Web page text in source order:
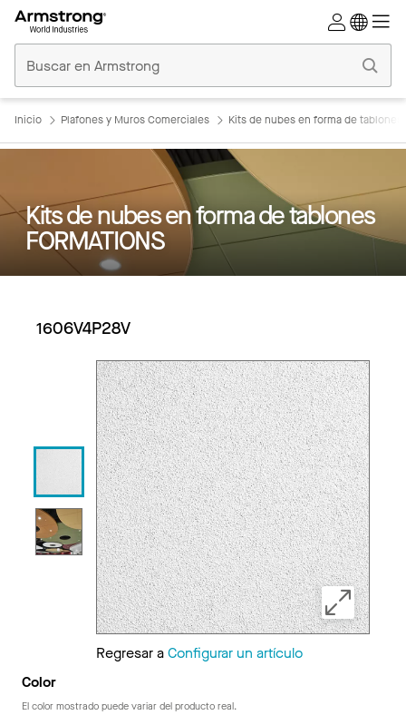
Comerciales
Inicio
Inicio Plafones y Muros Comerciales Kits de nubes en forma de tablones
Kits de nubes en forma de tablones
FORMATIONS
1606V4P28V
Regresar aConfigurar un artículo
Color
El color mostrado puede variar del producto real.